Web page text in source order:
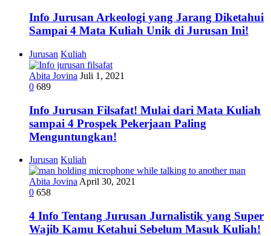
Info Jurusan Arkeologi yang Jarang Diketahui
Sampai 4 Mata Kuliah Unik di Jurusan Ini!
Jurusan Kuliah
Abita Jovina Juli 1, 2021
0 689
Info Jurusan Filsafat! Mulai dari Mata Kuliah
sampai 4 Prospek Pekerjaan Paling
Menguntungkan!
Jurusan Kuliah
Abita Jovina April 30, 2021
0 658
4 Info Tentang Jurusan Jurnalistik yang Super
Wajib Kamu Ketahui Sebelum Masuk Kuliah!